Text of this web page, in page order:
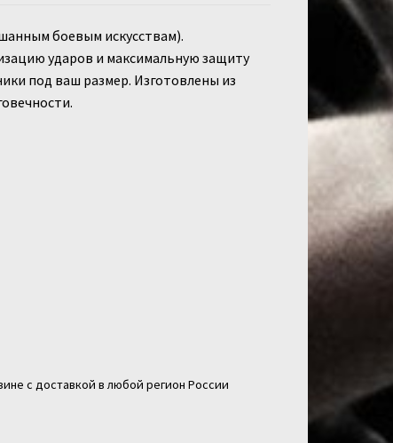
боевым искусствам).
ударов и максимальную защиту
под ваш размер. Изготовлены из
с доставкой в любой регион России